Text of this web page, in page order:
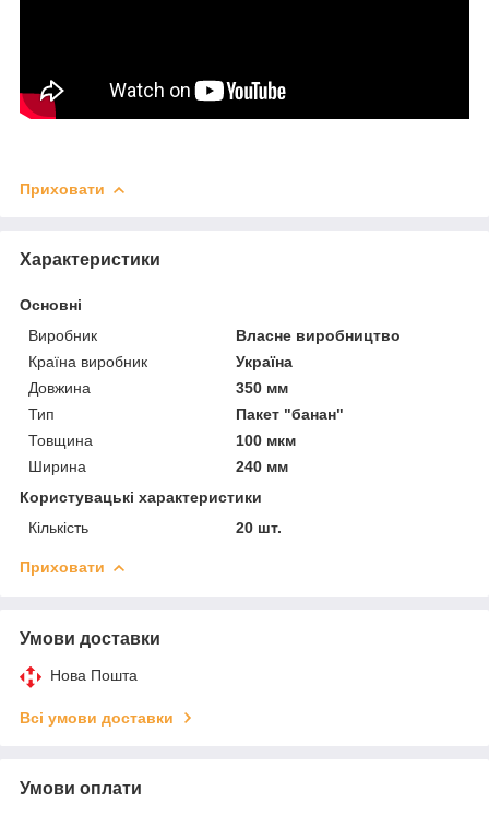
Приховати
Характеристики
Основні
Виробник
Власне виробництво
Країна виробник
Україна
Довжина
350 мм
Тип
Пакет "банан"
Товщина
100 мкм
Ширина
240 мм
Користувацькі характеристики
Кількість
20 шт.
Приховати
Умови доставки
Нова Пошта
Всі умови доставки
Умови оплати